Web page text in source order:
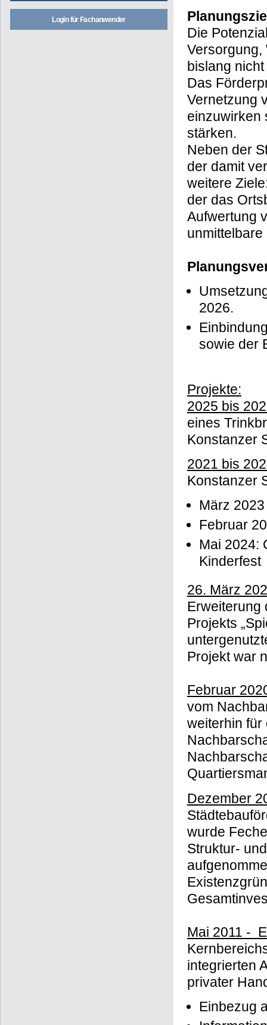
Login für Fachanwender
Die
Versorgung,
bislang
Das
Vernetzung
einzuwirken
stärken.
Neben der
der damit
weitere
der das
Aufwertung
2026.
sowie der
Projekte:
2025 bis
eines
Konstanzer
2021 bis
Konstanzer
März
Februar
Mai 2024:
Kinderfest
26. März
Erweiterung
Projekts
Projekt war
Februar
vom
weiterhin für
Dezember
wurde
Struktur-
Mai 2011 -
integrierten
privater
Einbezug